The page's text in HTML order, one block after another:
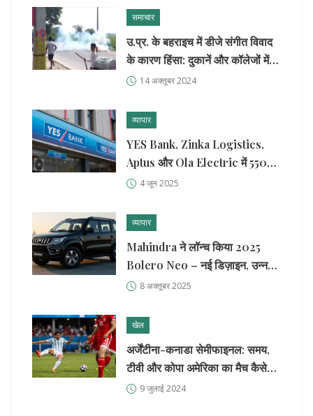
समाचार
उ.प्र. के बहराइच में डीजे संगीत विवाद
के कारण हिंसा: दुकानें और कॉलेजों में
आग14 अक्तूबर 2024
व्यापार
YES Bank, Zinka Logistics,
Aptus और Ola Electric में 5500
करोड़ रुपये के ब्लॉक डील्स से बाजार में
4 जून 2025
व्यापार
Mahindra ने लॉन्च किया 2025
Bolero Neo – नई डिज़ाइन, उन्नत
इंटीरियर और प्रीमियम फीचर
8 अक्तूबर 2025
खेल
अर्जेंटीना-कनाडा सेमीफाइनल: समय,
टीवी और कोपा अमेरिका का मैच कैसे
देखें 9 जुलाई 2024